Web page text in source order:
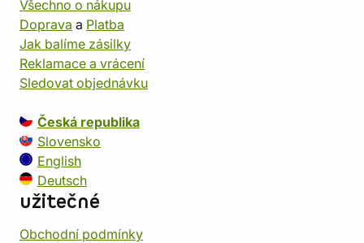
Všechno o nákupu
Doprava a Platba
Jak balíme zásilky
Reklamace a vrácení
Sledovat objednávku
Česká republika
Slovensko
English
Deutsch
užitečné
Obchodní podmínky